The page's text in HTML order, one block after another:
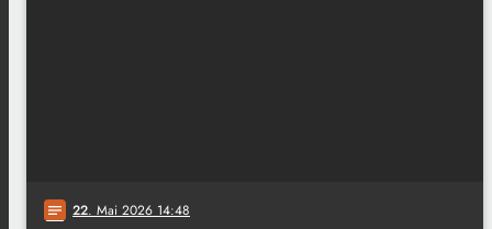
notes 22. Mai 2026 14:48